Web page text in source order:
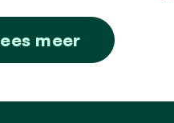
meer